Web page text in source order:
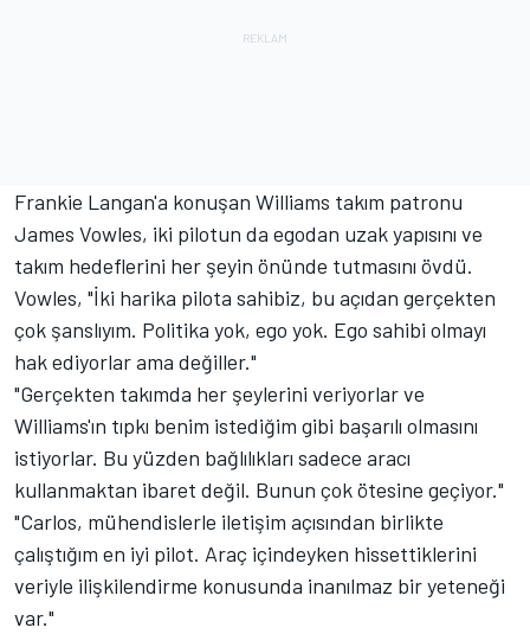
Frankie Langan'a konuşan Williams takım patronu
James Vowles, iki pilotun da egodan uzak yapısını ve
takım hedeflerini her şeyin önünde tutmasını övdü.
Vowles, "İki harika pilota sahibiz, bu açıdan gerçekten
çok şanslıyım. Politika yok, ego yok. Ego sahibi olmayı
hak ediyorlar ama değiller."
"Gerçekten takımda her şeylerini veriyorlar ve
Williams'ın tıpkı benim istediğim gibi başarılı olmasını
istiyorlar. Bu yüzden bağlılıkları sadece aracı
kullanmaktan ibaret değil. Bunun çok ötesine geçiyor."
"Carlos, mühendislerle iletişim açısından birlikte
çalıştığım en iyi pilot. Araç içindeyken hissettiklerini
veriyle ilişkilendirme konusunda inanılmaz bir yeteneği
var."